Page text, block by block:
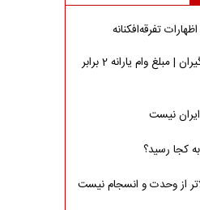
تفرقه‌افکنانه
خبرخوش برای یارانه بگیران | مبلغ وام یارانه 2 برابر
نیست
کجا رسید؟
از وحدت و انسجام نیست